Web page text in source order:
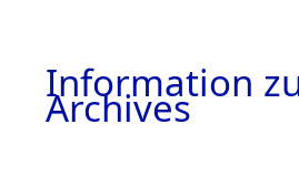
Information
Archives